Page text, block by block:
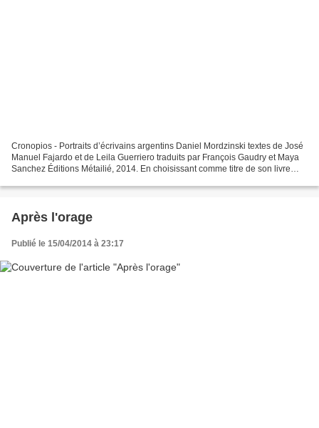
Cronopios - Portraits d’écrivains argentins Daniel Mordzinski textes de José
Manuel Fajardo et de Leila Guerriero traduits par François Gaudry et Maya
Sanchez Éditions Métailié, 2014. En choisissant comme titre de son livre
Après l'orage
Publié le 15/04/2014 à 23:17